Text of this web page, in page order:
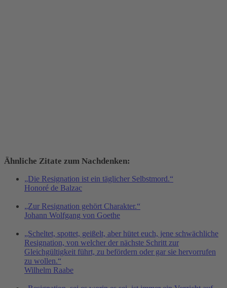
Ähnliche Zitate zum Nachdenken:
„Die Resignation ist ein täglicher Selbstmord.“
Honoré de Balzac
„Zur Resignation gehört Charakter.“
Johann Wolfgang von Goethe
„Scheltet, spottet, geißelt, aber hütet euch, jene schwächliche
Resignation, von welcher der nächste Schritt zur
Gleichgültigkeit führt, zu befördern oder gar sie hervorrufen
zu wollen.“
Wilhelm Raabe